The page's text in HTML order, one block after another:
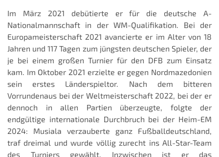
Im März 2021 debütierte er für die deutsche A-
Nationalmannschaft in der WM-Qualifikation. Bei der
Europameisterschaft 2021 avancierte er im Alter von 18
Jahren und 117 Tagen zum jüngsten deutschen Spieler, der
je bei einem großen Turnier für den DFB zum Einsatz
kam. Im Oktober 2021 erzielte er gegen Nordmazedonien
sein erstes Länderspieltor. Nach dem bitteren
Vorrundenaus bei der Weltmeisterschaft 2022, bei der er
dennoch in allen Partien überzeugte, folgte der
endgültige internationale Durchbruch bei der Heim-EM
2024: Musiala verzauberte ganz Fußballdeutschland,
traf dreimal und wurde völlig zurecht ins All-Star-Team
des Turniers gewählt. Inzwischen ist er das